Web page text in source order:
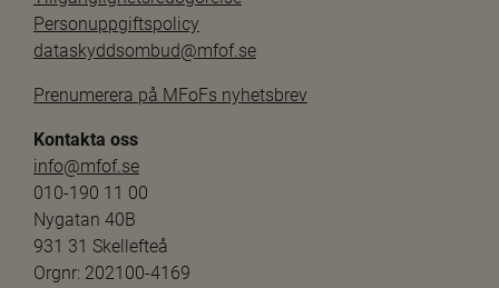
Personuppgiftspolicy
dataskyddsombud@mfof.se
Prenumerera på MFoFs nyhetsbrev
Kontakta oss
info@mfof.se
010-190 11 00
Nygatan 40B
931 31 Skellefteå
Orgnr: 202100-4169